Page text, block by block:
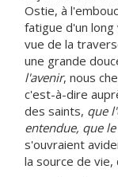
Ostie, à
fatigue d'un
vue de la
une grande
l'avenir, nous
c'est-à-dire
des saints, que
entendue, que
s'ouvraient
la source de vie,